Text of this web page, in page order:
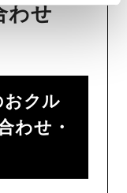
わせ
おクル
わせ・